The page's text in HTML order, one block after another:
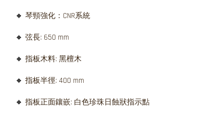
🔸 琴頸強化：CNR系統
🔸 弦長: 650 mm
🔸 指板木料: 黑檀木
🔸 指板半徑: 400 mm
🔸 指板正面鑲嵌: 白色珍珠日蝕狀指示點